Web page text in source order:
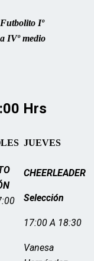
Futbolito Iº
a IVº medio
Hrs
JUEVES
CHEERLEADER
Selección
17:00 A 18:30
Vanesa